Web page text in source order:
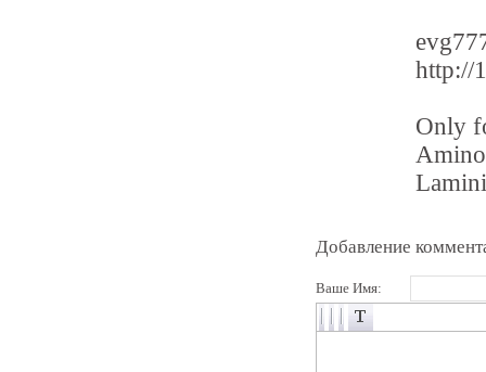
http://
Only
Добавление
Ваше Имя: